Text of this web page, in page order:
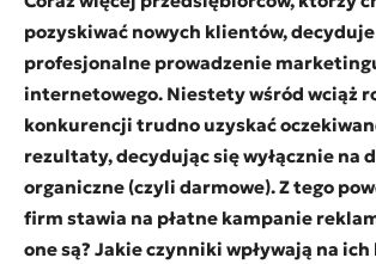
pozyskiwać nowych klientów, decyduje
profesjonalne prowadzenie
internetowego. Niestety wśród wciąż
konkurencji trudno uzyskać
rezultaty, decydując się wyłącznie na
organiczne (czyli darmowe). Z tego
firm stawia na płatne kampanie
one są? Jakie czynniki wpływają na ich